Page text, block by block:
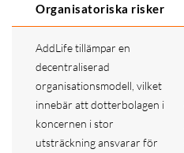
Organisatoriska risker
AddLife tillämpar en
decentraliserad
organisationsmodell, vilket
innebär att dotterbolagen i
koncernen i stor
utsträckning ansvarar för